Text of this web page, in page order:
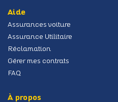
Aide
Assurances voiture
Assurance Utilitaire
Réclamation
Gérer mes contrats
FAQ
À propos